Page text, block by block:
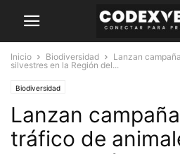
Inicio Biodiversidad
Lanzan
silvestres en la Región del...
Biodiversidad
Lanzan
tráfico de